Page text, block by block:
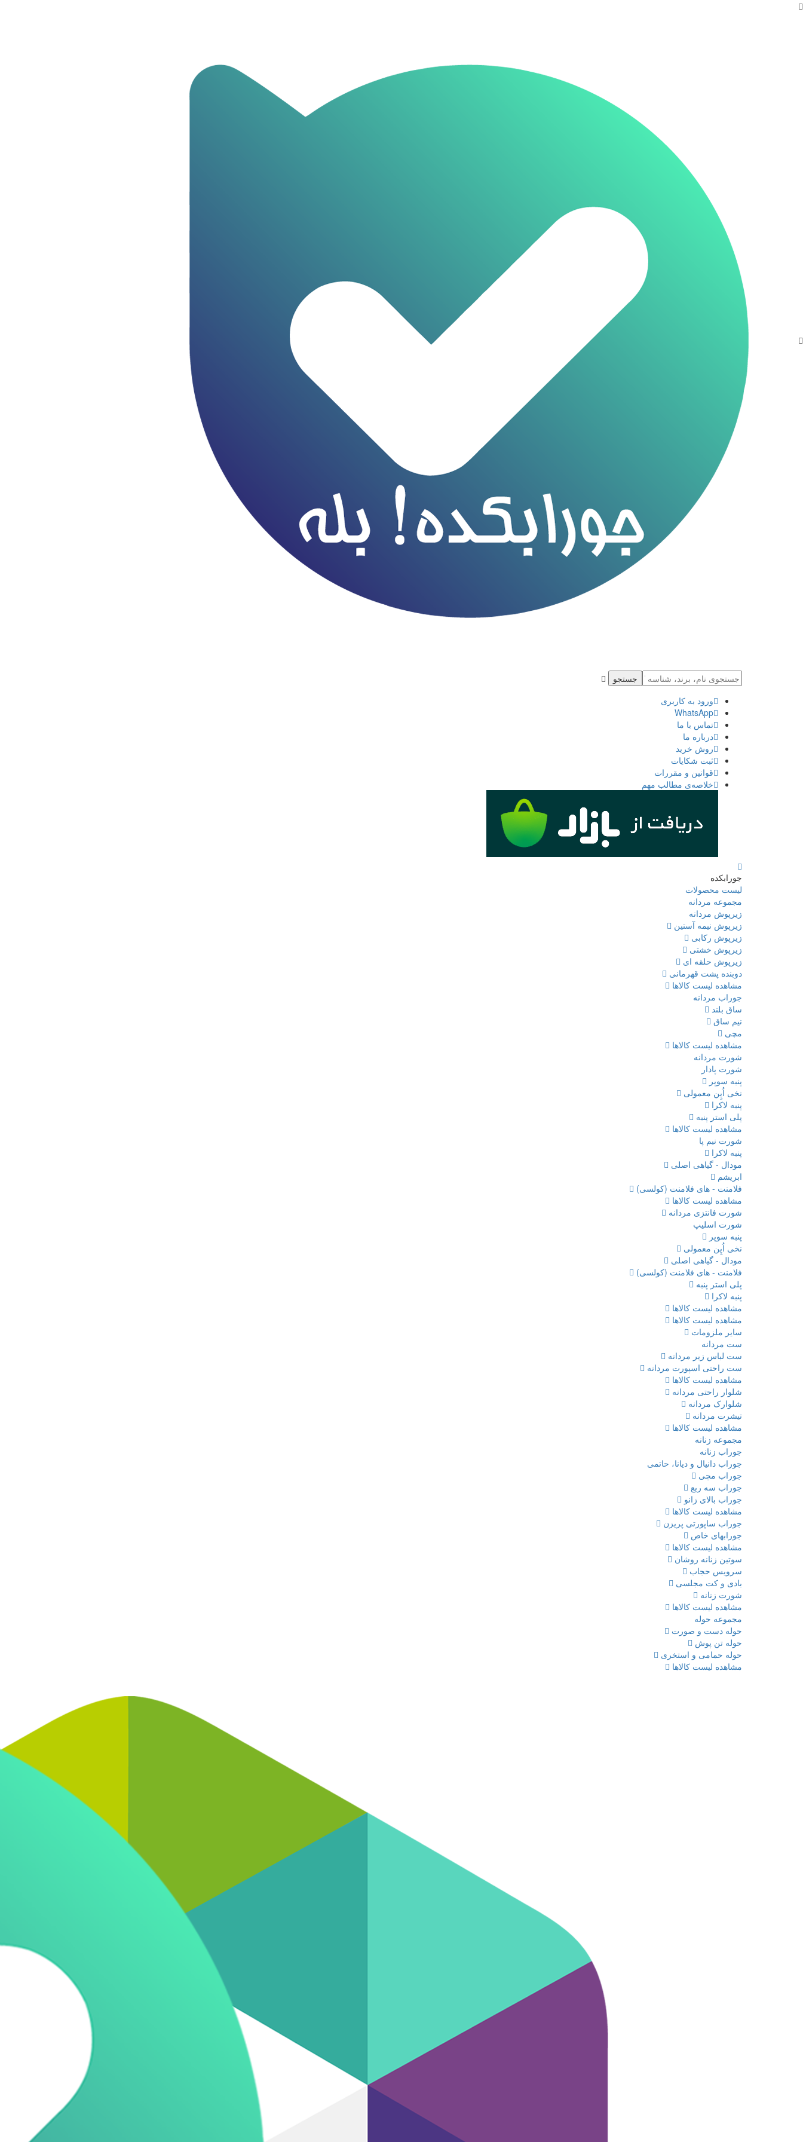
جستجو
ورود به كاربری
WhatsApp
تماس با ما
درباره ما
روش خرید
ثبت شكايات
قوانین و مقررات
خلاصه‌ی مطالب مهم
جورابکده
لیست محصولات
مجموعه مردانه
زیرپوش مردانه
زیرپوش نیمه آستین
زیرپوش رکابی
زیرپوش خشتی
زیرپوش حلقه ای
دوبنده پشت قهرمانی
مشاهده لیست کالاها
جوراب مردانه
ساق بلند
نیم ساق
مچی
مشاهده لیست کالاها
شورت مردانه
شورت پادار
پنبه سوپر
نخی اُپِن معمولی
پنبه لاکرا
پلی استر پنبه
مشاهده لیست کالاها
شورت نیم پا
پنبه لاکرا
مودال - گیاهی اصلی
ابریشم
فلامنت - های فلامنت (کولسی)
مشاهده لیست کالاها
شورت فانتزی مردانه
شورت اسلیپ
پنبه سوپر
نخی اُپِن معمولی
مودال - گیاهی اصلی
فلامنت - های فلامنت (کولسی)
پلی استر پنبه
پنبه لاکرا
مشاهده لیست کالاها
مشاهده لیست کالاها
سایر ملزومات
ست مردانه
ست لباس زیر مردانه
ست راحتی اسپورت مردانه
مشاهده لیست کالاها
شلوار راحتی مردانه
شلوارک مردانه
تیشرت مردانه
مشاهده لیست کالاها
مجموعه زنانه
جوراب زنانه
جوراب دانیال و دیانا، حاتمی
جوراب مچی
جوراب سه ربع
جوراب بالای زانو
مشاهده لیست کالاها
جوراب ساپورتی پریزن
جورابهای خاص
مشاهده لیست کالاها
سوتین زنانه روشان
سرویس حجاب
بادی و کت مجلسی
شورت زنانه
مشاهده لیست کالاها
مجموعه حوله
حوله دست و صورت
حوله تن پوش
حوله حمامی و استخری
مشاهده لیست کالاها